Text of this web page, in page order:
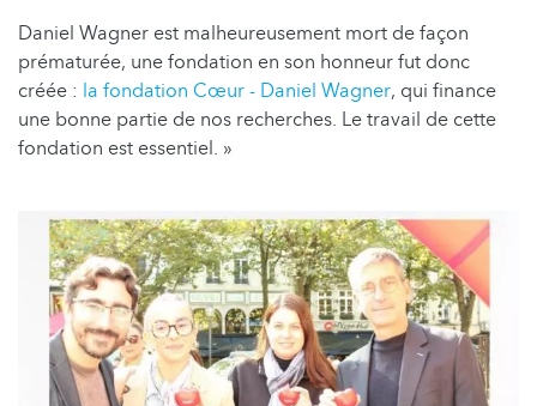
Daniel Wagner est malheureusement mort de façon
prématurée, une fondation en son honneur fut donc
créée : la fondation Cœur - Daniel Wagner, qui finance
une bonne partie de nos recherches. Le travail de cette
fondation est essentiel. »